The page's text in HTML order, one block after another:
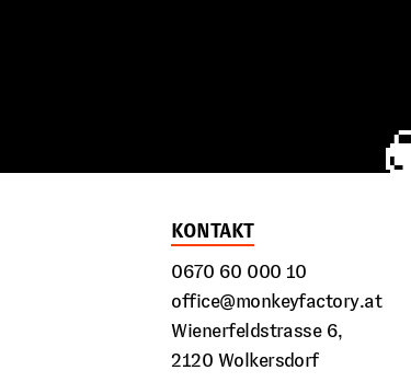
KONTAKT
0670 60 000 10
office@monkeyfactory.at
Wienerfeldstrasse 6,
2120 Wolkersdorf